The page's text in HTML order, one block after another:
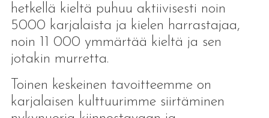
hetkellä kieltä puhuu aktiivisesti noin
5000 karjalaista ja kielen harrastajaa,
noin 11 000 ymmärtää kieltä ja sen
jotakin murretta.
Toinen keskeinen tavoitteemme on
karjalaisen kulttuurimme siirtäminen